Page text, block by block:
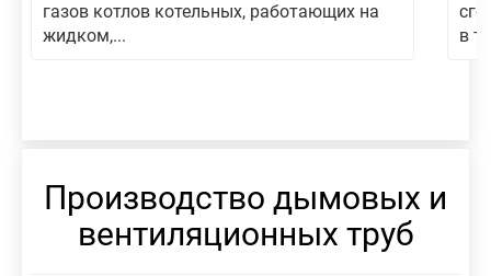
газов котлов котельных, работающих на
жидком,...
в
Производство дымовых и
вентиляционных труб